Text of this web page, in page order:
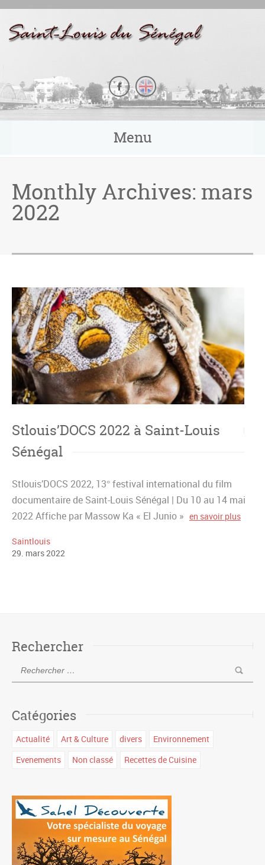
Menu
Monthly Archives: mars
2022
Stlouis’DOCS 2022 à Saint-Louis
Sénégal
Stlouis’DOCS 2022, 13° festival international du film
documentaire de Saint-Louis Sénégal | Du 10 au 14 mai
2022 Affiche par Massow Ka « El Junio » en savoir plus
Saintlouis
29 mars2022
Rechercher
Catégories
Actualité Art & Culture divers
Environnement
Evenements
Non classé Recettes de Cuisine
Panneau de gestion des cookies